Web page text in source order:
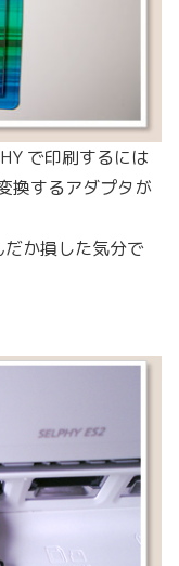
で印刷するには
換するアダプタが
か損した気分で